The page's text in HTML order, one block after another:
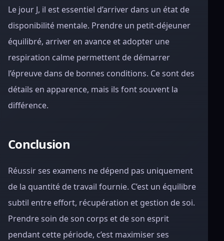
Le jour J, il est essentiel d’arriver dans un état de
disponibilité mentale. Prendre un petit-déjeuner
équilibré, arriver en avance et adopter une
respiration calme permettent de démarrer
l’épreuve dans de bonnes conditions. Ce sont des
détails en apparence, mais ils font souvent la
différence.
Conclusion
Réussir ses examens ne dépend pas uniquement
de la quantité de travail fournie. C’est un équilibre
subtil entre effort, récupération et gestion de soi.
Prendre soin de son corps et de son esprit
pendant cette période, c’est maximiser ses